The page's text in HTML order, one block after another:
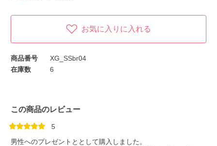
お気に入りに入れる
商品番号
XG_SSbr04
在庫数
6
この商品のレビュー
5
男性へのプレゼントととして購入しました。